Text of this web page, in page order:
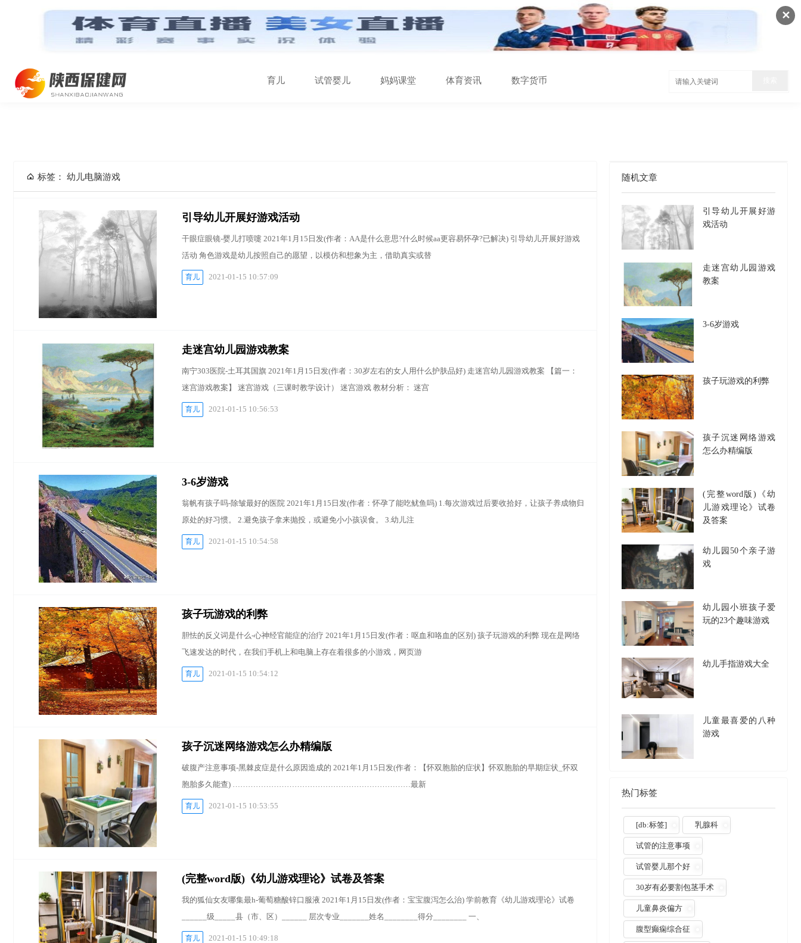
✕
育儿 试管婴儿 妈妈课堂 体育资讯 数字货币
标签： 幼儿电脑游戏
引导幼儿开展好游戏活动
干眼症眼镜-婴儿打喷嚏 2021年1月15日发(作者：AA是什么意思?什么时候aa更容易怀孕?已解决) 引导幼儿开展好游戏
活动 角色游戏是幼儿按照自己的愿望，以模仿和想象为主，借助真实或替
育儿 2021-01-15 10:57:09
走迷宫幼儿园游戏教案
南宁303医院-土耳其国旗 2021年1月15日发(作者：30岁左右的女人用什么护肤品好) 走迷宫幼儿园游戏教案 【篇一：
迷宫游戏教案】 迷宫游戏（三课时教学设计） 迷宫游戏 教材分析： 迷宫
育儿 2021-01-15 10:56:53
3-6岁游戏
翁帆有孩子吗-除皱最好的医院 2021年1月15日发(作者：怀孕了能吃鱿鱼吗) 1.每次游戏过后要收拾好，让孩子养成物归
原处的好习惯。 2.避免孩子拿来抛投，或避免小小孩误食。 3.幼儿注
育儿 2021-01-15 10:54:58
孩子玩游戏的利弊
胆怯的反义词是什么-心神经官能症的治疗 2021年1月15日发(作者：呕血和咯血的区别) 孩子玩游戏的利弊 现在是网络
飞速发达的时代，在我们手机上和电脑上存在着很多的小游戏，网页游
育儿 2021-01-15 10:54:12
孩子沉迷网络游戏怎么办精编版
破腹产注意事项-黑棘皮症是什么原因造成的 2021年1月15日发(作者：【怀双胞胎的症状】怀双胞胎的早期症状_怀双
胞胎多久能查) ……………………………………………………………最新
育儿 2021-01-15 10:53:55
(完整word版)《幼儿游戏理论》试卷及答案
我的狐仙女友哪集最h-葡萄糖酸锌口服液 2021年1月15日发(作者：宝宝腹泻怎么治) 学前教育《幼儿游戏理论》试卷
______级_____县（市、区）______ 层次专业_______姓名________得分________ 一、
育儿 2021-01-15 10:49:18
随机文章
引导幼儿开展好游
戏活动
走迷宫幼儿园游戏
教案
3-6岁游戏
孩子玩游戏的利弊
孩子沉迷网络游戏
怎么办精编版
(完整word版)《幼
儿游戏理论》试卷
及答案
幼儿园50个亲子游
戏
幼儿园小班孩子爱
玩的23个趣味游戏
幼儿手指游戏大全
儿童最喜爱的八种
游戏
热门标签
[db:标签] 乳腺科
试管的注意事项
试管婴儿那个好
30岁有必要割包茎手术
儿童鼻炎偏方
腹型癫痫综合征